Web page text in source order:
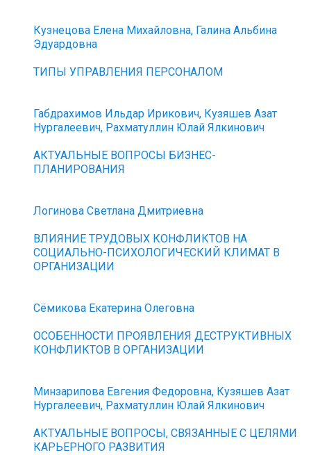
Кузнецова Елена Михайловна, Галина Альбина
Эдуардовна
ТИПЫ УПРАВЛЕНИЯ ПЕРСОНАЛОМ
Габдрахимов Ильдар Ирикович, Кузяшев Азат
Нургалеевич, Рахматуллин Юлай Ялкинович
АКТУАЛЬНЫЕ ВОПРОСЫ БИЗНЕС-
ПЛАНИРОВАНИЯ
Логинова Светлана Дмитриевна
ВЛИЯНИЕ ТРУДОВЫХ КОНФЛИКТОВ НА
СОЦИАЛЬНО-ПСИХОЛОГИЧЕСКИЙ КЛИМАТ В
ОРГАНИЗАЦИИ
Сёмикова Екатерина Олеговна
ОСОБЕННОСТИ ПРОЯВЛЕНИЯ ДЕСТРУКТИВНЫХ
КОНФЛИКТОВ В ОРГАНИЗАЦИИ
Минзарипова Евгения Федоровна, Кузяшев Азат
Нургалеевич, Рахматуллин Юлай Ялкинович
АКТУАЛЬНЫЕ ВОПРОСЫ, СВЯЗАННЫЕ С ЦЕЛЯМИ
КАРЬЕРНОГО РАЗВИТИЯ